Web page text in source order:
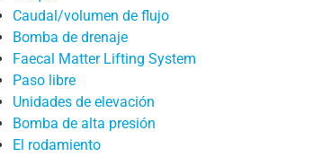
Celulosa & papel / Madera
Fábricas de azúcar
presión
de
Refrigeración del motor
Instalación de pozos húmedos
Bombas de hélice
Agitadores
Caudal/volumen de flujo
Bomba de drenaje
Faecal Matter Lifting System
Paso libre
Unidades de elevación
Bomba de alta presión
El rodamiento